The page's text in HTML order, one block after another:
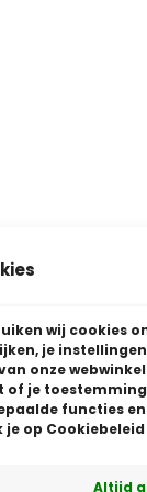
wij cookies
je
onze
of je
functies en
op Cookiebeleid
Altijd